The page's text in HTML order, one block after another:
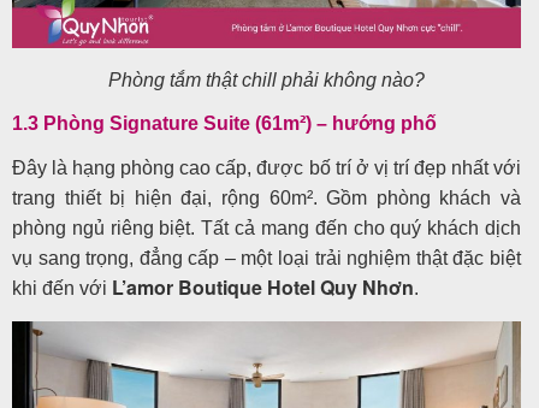
Phòng tắm thật chill phải không nào?
1.3 Phòng Signature Suite (61m²) – hướng phố
Đây là hạng phòng cao cấp, được bố trí ở vị trí đẹp nhất với
trang thiết bị hiện đại, rộng 60m². Gồm phòng khách và
phòng ngủ riêng biệt. Tất cả mang đến cho quý khách dịch
vụ sang trọng, đẳng cấp – một loại trải nghiệm thật đặc biệt
khi đến với L’amor Boutique HotelQuy Nhơn.